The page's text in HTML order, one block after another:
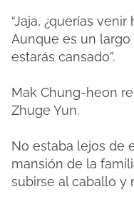
“Jaja, ¿querías
Aunque es un
estarás cansado”.
Mak Chung-heon
Zhuge Yun.
No estaba lejos de
mansión de la
subirse al caballo y